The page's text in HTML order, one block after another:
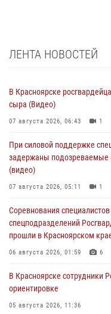
ЛЕНТА НОВОСТЕЙ
В Красноярске
сыра (Видео)
07 августа 2026, 06:43 1
При силовой поддержке
задержаны подозреваемые
(видео)
07 августа 2026, 05:11 1
Соревнования
спецподразделений
прошли в Красноярском
06 августа 2026, 01:59 6
В Красноярске сотрудники
ориентировке
05 августа 2026, 11:36